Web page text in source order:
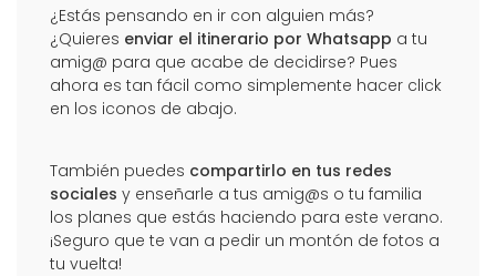
¿Estás pensando en ir con alguien más?
¿Quieres enviar el itinerario por Whatsapp a tu
amig@ para que acabe de decidirse? Pues
ahora es tan fácil como simplemente hacer click
en los iconos de abajo.
También puedes compartirlo en tus redes
sociales y enseñarle a tus amig@s o tu familia
los planes que estás haciendo para este verano.
¡Seguro que te van a pedir un montón de fotos a
tu vuelta!